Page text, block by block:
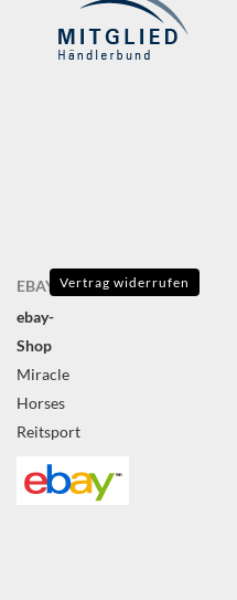
EBAY
ebay-
Shop
Miracle
Horses
Reitsport
Vertrag widerrufen